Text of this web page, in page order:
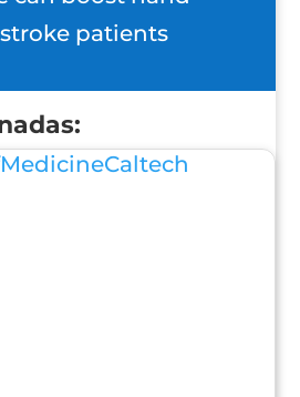
patients